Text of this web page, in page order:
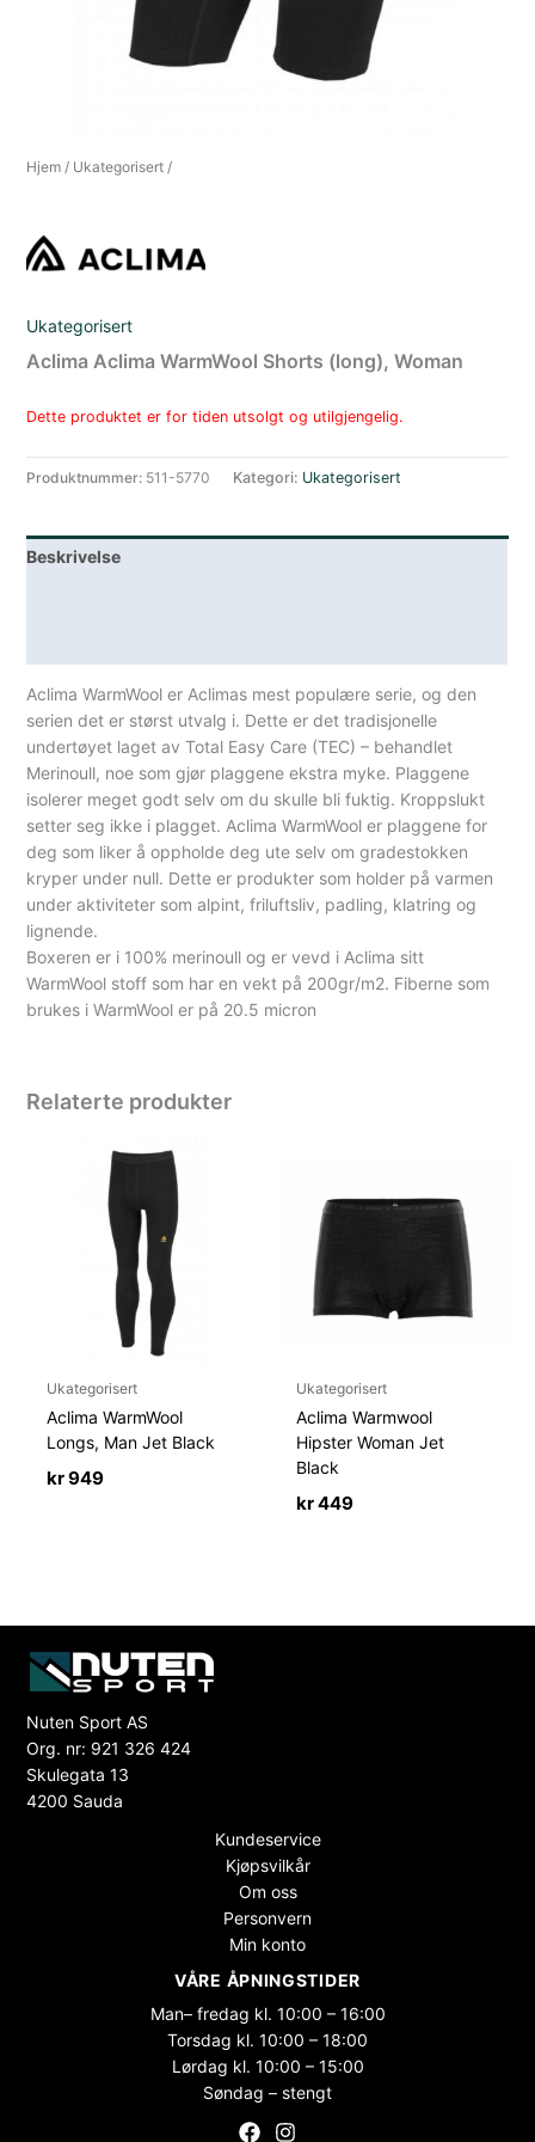
Hjem / Ukategorisert /
Ukategorisert
Aclima Aclima WarmWool Shorts (long), Woman
Dette produktet er for tiden utsolgt og utilgjengelig.
Produktnummer: 511-5770 Kategori: Ukategorisert
Beskrivelse
Aclima WarmWool er Aclimas mest populære serie, og den
serien det er størst utvalg i. Dette er det tradisjonelle
undertøyet laget av Total Easy Care (TEC) – behandlet
Merinoull, noe som gjør plaggene ekstra myke. Plaggene
isolerer meget godt selv om du skulle bli fuktig. Kroppslukt
setter seg ikke i plagget. Aclima WarmWool er plaggene for
deg som liker å oppholde deg ute selv om gradestokken
kryper under null. Dette er produkter som holder på varmen
under aktiviteter som alpint, friluftsliv, padling, klatring og
lignende.
Boxeren er i 100% merinoull og er vevd i Aclima sitt
WarmWool stoff som har en vekt på 200gr/m2. Fiberne som
brukes i WarmWool er på 20.5 micron
Relaterte produkter
Ukategorisert
Aclima WarmWool
Longs, Man Jet Black
kr949
Ukategorisert
Aclima Warmwool
Hipster Woman Jet
Black
kr449
Nuten Sport AS
Org. nr: 921 326 424
Skulegata 13
4200 Sauda
Kundeservice
Kjøpsvilkår
Om oss
Personvern
Min konto
VÅRE ÅPNINGSTIDER
Man– fredag kl. 10:00 – 16:00
Torsdag kl. 10:00 – 18:00
Lørdag kl. 10:00 – 15:00
Søndag – stengt